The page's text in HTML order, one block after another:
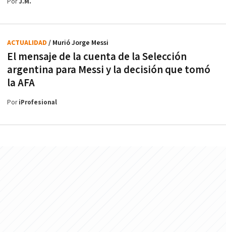
El mensaje de la cuenta de la Selección
argentina para Messi y la decisión que tomó
la AFA
ACTUALIDAD / Murió Jorge Messi
PoriProfesional